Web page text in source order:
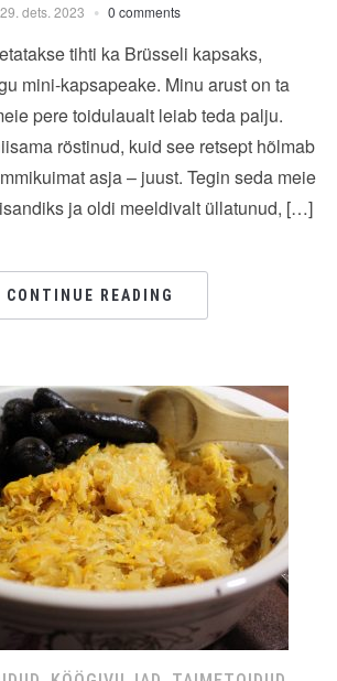
29. dets. 2023 0 comments
tihti ka Brüsseli kapsaks,
mini-kapsapeake. Minu arust on ta
pere toidulaualt leiab teda palju.
röstinud, kuid see retsept hõlmab
asja – juust. Tegin seda meie
ja oldi meeldivalt üllatunud, […]
CONTINUE READING